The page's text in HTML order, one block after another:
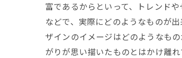
富であるからといって、トレンド
などで、実際にどのようなものが
ザインのイメージはどのようなも
がりが思い描いたものとはかけ離